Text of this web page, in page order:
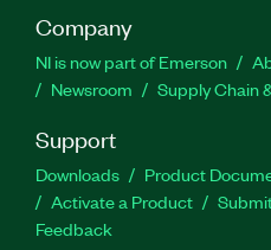
Company
NI is now part of Emerson
Newsroom
Supply Chain
Support
Downloads Product
Activate a Product
Feedback